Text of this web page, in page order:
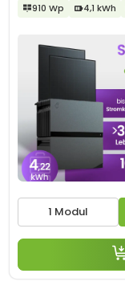
910 Wp 4,1 kWh
1 Modul